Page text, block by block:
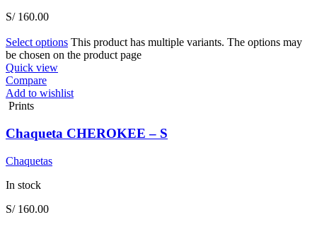
S/160.00
Select options This product has multiple variants. The options may
be chosen on the product page
Quick view
Compare
Add to wishlist
Prints
Chaqueta CHEROKEE – S
Chaquetas
In stock
S/160.00